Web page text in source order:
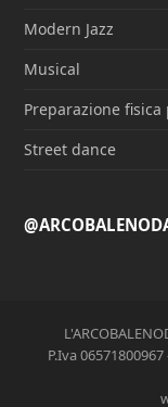
Modern Jazz
Musical
Preparazione fisica
Street dance
P.Iva 06571800967